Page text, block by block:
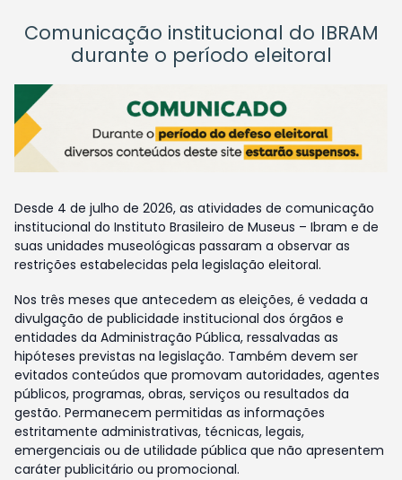
Comunicação institucional do IBRAM
durante o período eleitoral
Desde 4 de julho de 2026, as atividades de comunicação
institucional do Instituto Brasileiro de Museus – Ibram e de
suas unidades museológicas passaram a observar as
restrições estabelecidas pela legislação eleitoral.
Nos três meses que antecedem as eleições, é vedada a
divulgação de publicidade institucional dos órgãos e
entidades da Administração Pública, ressalvadas as
hipóteses previstas na legislação. Também devem ser
evitados conteúdos que promovam autoridades, agentes
públicos, programas, obras, serviços ou resultados da
gestão. Permanecem permitidas as informações
estritamente administrativas, técnicas, legais,
emergenciais ou de utilidade pública que não apresentem
caráter publicitário ou promocional.